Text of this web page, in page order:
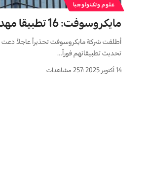
علوم وتكنولوجيا
مايكروسوفت: 16 تطبيقا مهددا بالاختراق
أطلقت شركة مايكروسوفت تحذيراً عاجلاً دعت
تحديث تطبيقاتهم فوراً…
14 أكتوبر 2025 257 مشاهدات